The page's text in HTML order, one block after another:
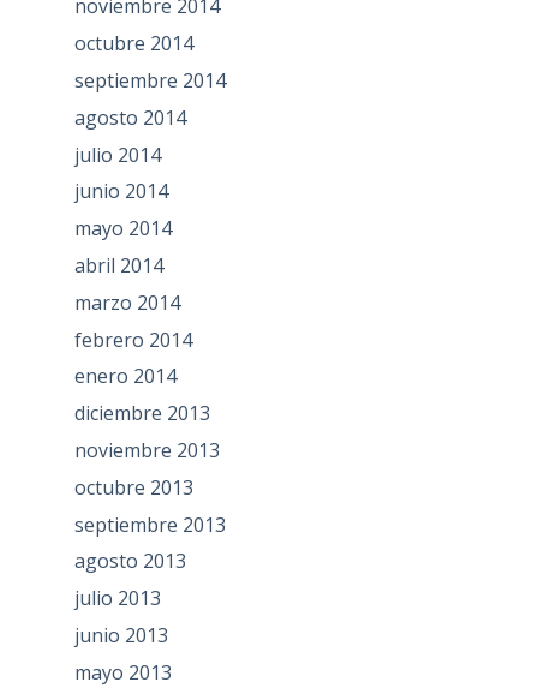
noviembre 2014
octubre 2014
septiembre 2014
agosto 2014
julio 2014
junio 2014
mayo 2014
abril 2014
marzo 2014
febrero 2014
enero 2014
diciembre 2013
noviembre 2013
octubre 2013
septiembre 2013
agosto 2013
julio 2013
junio 2013
mayo 2013